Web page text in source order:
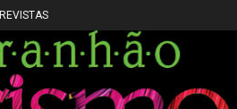
REVISTAS